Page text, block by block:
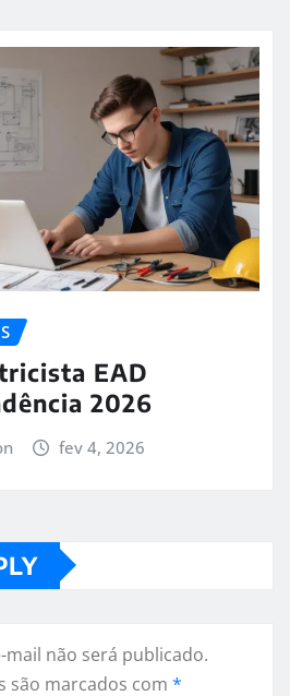
EAD
2026
fev 4, 2026
mail não será publicado.
são marcados com *